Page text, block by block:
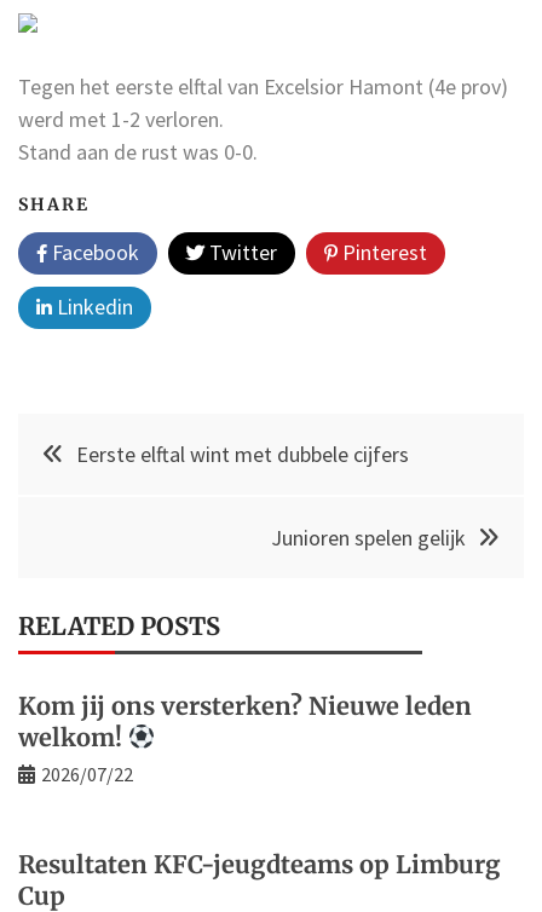
Tegen het eerste elftal van Excelsior Hamont (4e prov)
werd met 1-2 verloren.
Stand aan de rust was 0-0.
SHARE
Facebook Twitter
Pinterest
Linkedin
Post Eerste elftal wint met dubbele cijfers
Junioren spelen gelijk
RELATED POSTS
Kom jij ons versterken? Nieuwe leden
welkom!
2026/07/22
Resultaten KFC-jeugdteams op Limburg
Cup